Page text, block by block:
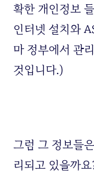
확한 개인정보
인터넷 설치와
마 정부에서 관
것입니다.)
그럼 그 정보들
리되고 있을까요